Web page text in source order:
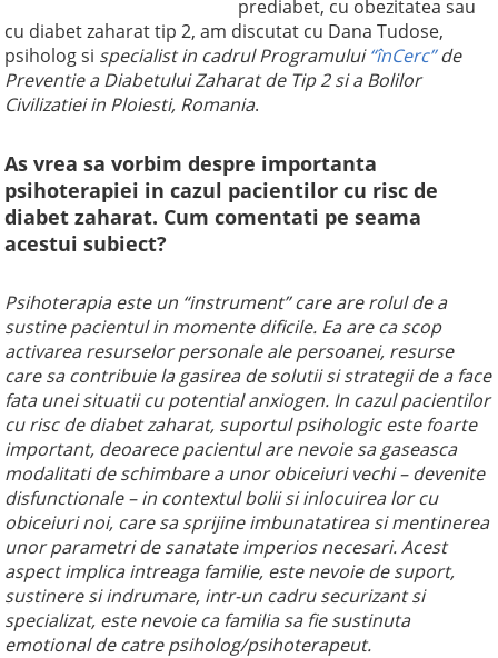
prediabet, cu obezitatea sau
cu diabet zaharat tip 2, am discutat cu Dana Tudose,
psiholog si specialist in cadrul Programului“înCerc”de
Preventie a Diabetului Zaharat de Tip 2 si a Bolilor
Civilizatiei in Ploiesti, Romania.
As vrea sa vorbim despre importanta
psihoterapiei in cazul pacientilor cu risc de
diabet zaharat. Cum comentati pe seama
acestui subiect?
Psihoterapia este un “instrument” care are rolul de a
sustine pacientul in momente dificile. Ea are ca scop
activarea resurselor personale ale persoanei, resurse
care sa contribuie la gasirea de solutii si strategii de a face
fata unei situatii cu potential anxiogen. In cazul pacientilor
cu risc de diabet zaharat, suportul psihologic este foarte
important, deoarecepacientul are nevoie sa gaseasca
modalitati de schimbare a unor obiceiuri vechi – devenite
disfunctionale – in contextul bolii si inlocuirea lor cu
obiceiuri noi, care sa sprijine imbunatatirea si mentinerea
unor parametri de sanatate imperios necesari.Acest
aspect implica intreaga familie, este nevoie de suport,
sustinere si indrumare, intr-un cadru securizant si
specializat, este nevoie ca familia sa fie sustinuta
emotional de catre psiholog/psihoterapeut.